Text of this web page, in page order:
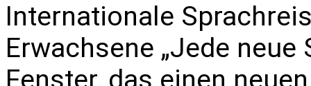
Internationale
Erwachsene „Jede